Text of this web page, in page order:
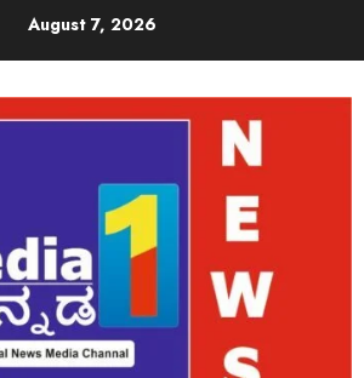
August 7, 2026